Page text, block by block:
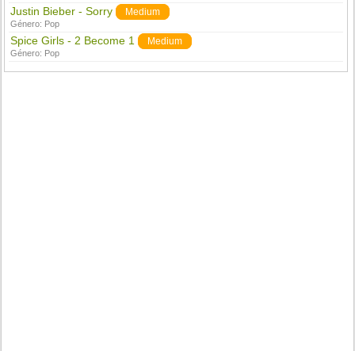
Justin Bieber - Sorry Medium
Género: Pop
Spice Girls - 2 Become 1 Medium
Género: Pop